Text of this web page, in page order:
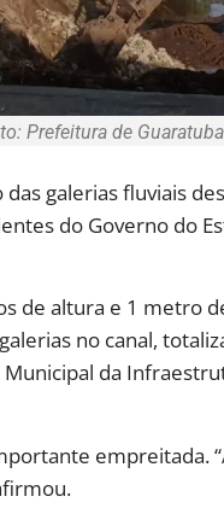
Prefeitura de Guaratuba
galerias fluviais
do Governo do
de altura e 1 metro
no canal,
da
empreitada.